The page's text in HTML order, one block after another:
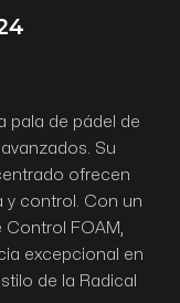
pala de pádel de
Su
ofrecen
y control. Con un
FOAM,
excepcional en
de la Radical